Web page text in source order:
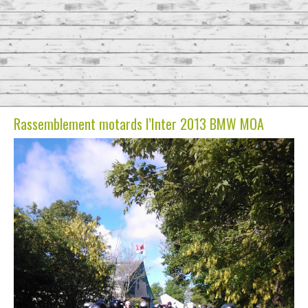
Rassemblement motards l’Inter 2013 BMW MOA